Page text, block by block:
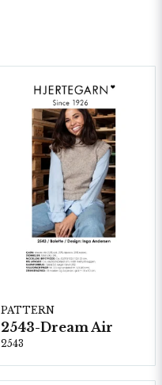
PATTERN
2543-Dream Air
2543